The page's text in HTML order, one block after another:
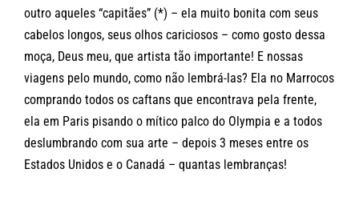
outro aqueles “capitães” (*) – ela muito bonita com seus
cabelos longos, seus olhos cariciosos – como gosto dessa
moça, Deus meu, que artista tão importante! E nossas
viagens pelo mundo, como não lembrá-las? Ela no Marrocos
comprando todos os caftans que encontrava pela frente,
ela em Paris pisando o mítico palco do Olympia e a todos
deslumbrando com sua arte – depois 3 meses entre os
Estados Unidos e o Canadá – quantas lembranças!